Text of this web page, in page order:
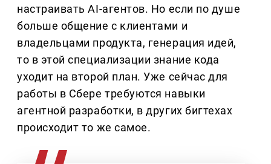
настраивать AI-агентов. Но если по душе
больше общение с клиентами и
владельцами продукта, генерация идей,
то в этой специализации знание кода
уходит на второй план. Уже сейчас для
работы в Сбере требуются навыки
агентной разработки, в других бигтехах
происходит то же самое.